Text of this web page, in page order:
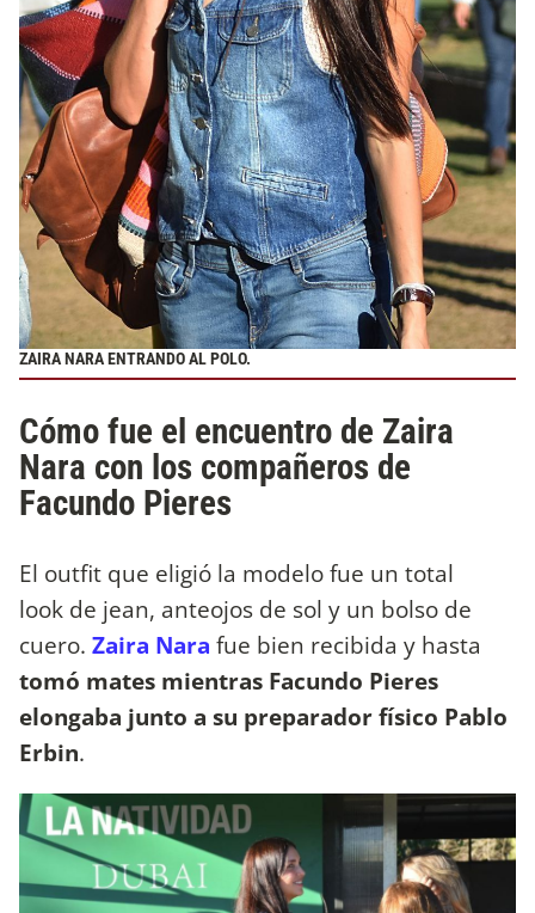
ZAIRA NARA ENTRANDO AL POLO.
Cómo fue el encuentro de Zaira
Nara con los compañeros de
Facundo Pieres
El outfit que eligió la modelo fue un total
look de jean, anteojos de sol y un bolso de
cuero. Zaira Nara fue bien recibida y hasta
tomó mates mientras Facundo Pieres
elongaba junto a su preparador físico Pablo
Erbin.